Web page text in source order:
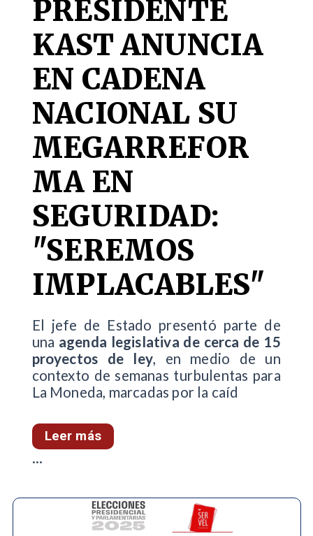
PRESIDENTE
KAST ANUNCIA
EN CADENA
NACIONAL SU
MEGARREFOR
MA EN
SEGURIDAD:
"SEREMOS
IMPLACABLES"
El jefe de Estado presentó parte de
una agenda legislativa de cerca de 15
proyectos de ley, en medio de un
contexto de semanas turbulentas para
La Moneda, marcadas por la caíd
Leer más
...